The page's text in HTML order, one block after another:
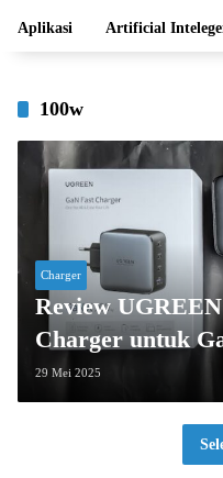
Aplikasi Artificial
100w
Charger
Review
Charger untuk
29 Mei 2025